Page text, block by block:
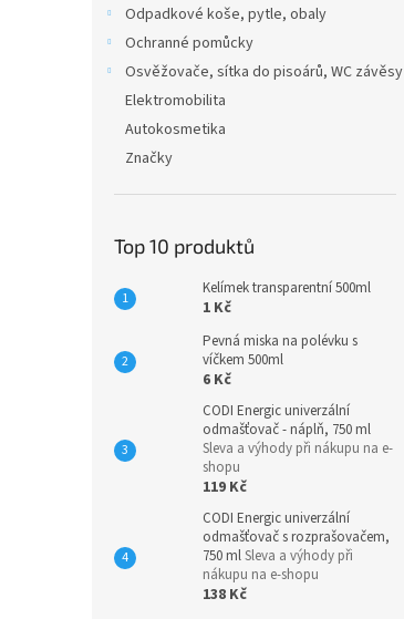
Odpadkové koše, pytle, obaly
Ochranné pomůcky
Osvěžovače, sítka do pisoárů, WC závěsy
Elektromobilita
Autokosmetika
Značky
Top 10 produktů
Kelímek transparentní 500ml
1 Kč
Pevná miska na polévku s
víčkem 500ml
6 Kč
CODI Energic univerzální
odmašťovač - náplň, 750 ml
Sleva a výhody při nákupu na e-
shopu
119 Kč
CODI Energic univerzální
odmašťovač s rozprašovačem,
750 mlSleva a výhody při
nákupu na e-shopu
138 Kč